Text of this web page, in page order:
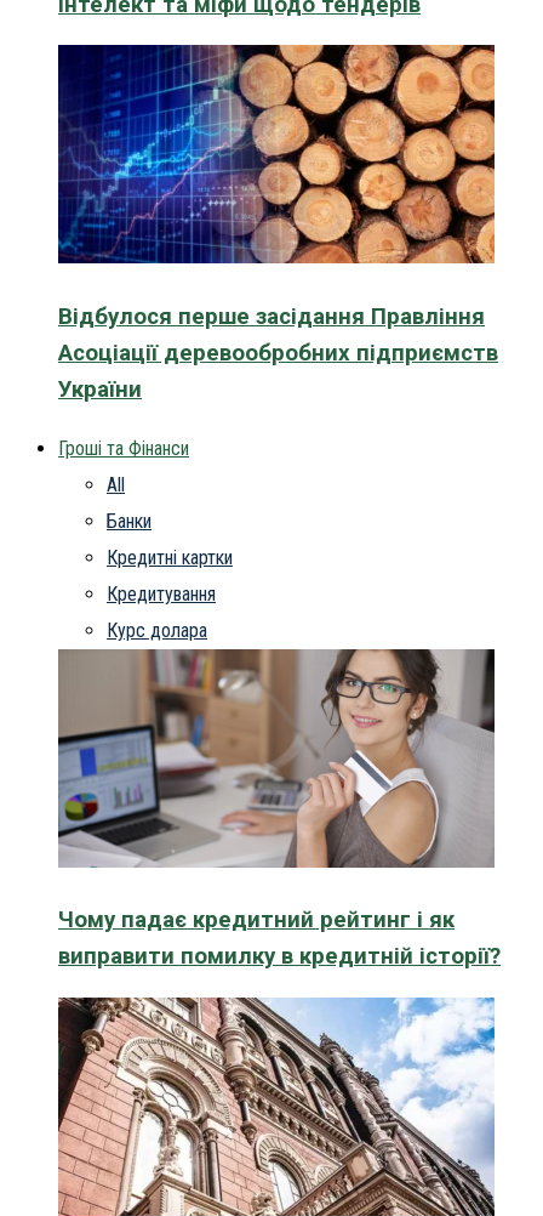
Відбулося перше засідання Правління
Асоціації деревообробних підприємств
України
Гроші та Фінанси
All
Банки
Кредитні картки
Кредитування
Курс долара
Чому падає кредитний рейтинг і як
виправити помилку в кредитній історії?